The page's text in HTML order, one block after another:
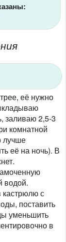
её нужно
заливаю 2,5-3
комнатной
лучше
её на ночь). В
водой.
кастрюлю с
поставить
уменьшить
в